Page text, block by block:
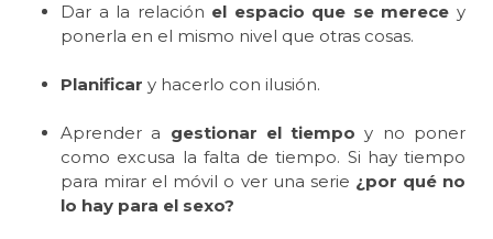
Dar a la relación el espacio que se merece y
ponerla en el mismo nivel que otras cosas.
Planificar y hacerlo con ilusión.
Aprender a gestionar el tiempo y no poner
como excusa la falta de tiempo. Si hay tiempo
para mirar el móvil o ver una serie ¿por qué no
lo hay para el sexo?